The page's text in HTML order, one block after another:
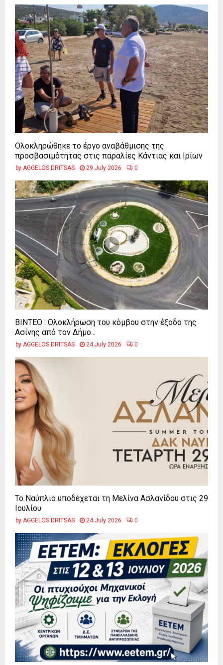
Ολοκληρώθηκε το έργο αναβάθμισης της
προσβασιμότητας στις παραλίες Κάντιας και Ιρίων
by AGGELOS DRITSAS 29 July 2026 0
ΒΙΝΤΕΟ : Ολοκλήρωση του κόμβου στην έξοδο της
Ασίνης από τον Δήμο...
by AGGELOS DRITSAS 24 July 2026 0
Το Ναύπλιο υποδέχεται τη Μελίνα Ασλανίδου στις 29
Ιουλίου
by AGGELOS DRITSAS 24 July 2026 0